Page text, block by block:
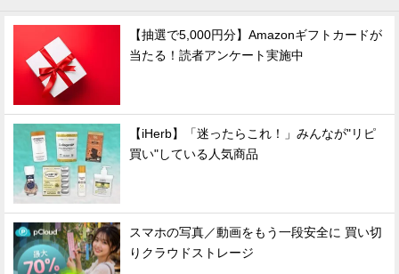
【抽選で5,000円分】Amazonギフトカードが
当たる！読者アンケート実施中
【iHerb】「迷ったらこれ！」みんなが"リピ
買い"している人気商品
スマホの写真／動画をもう一段安全に 買い切
りクラウドストレージ